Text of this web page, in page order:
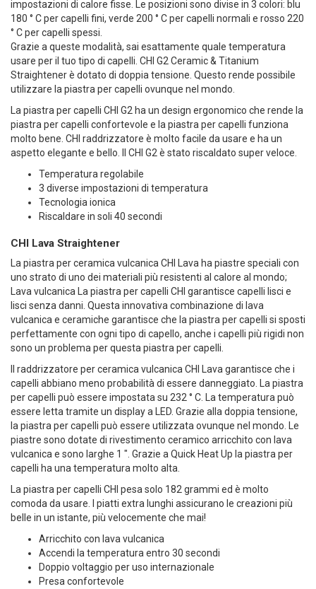
impostazioni di calore fisse. Le posizioni sono divise in 3 colori: blu
180 ° C per capelli fini, verde 200 ° C per capelli normali e rosso 220
° C per capelli spessi.
Grazie a queste modalità, sai esattamente quale temperatura
usare per il tuo tipo di capelli. CHI G2 Ceramic & Titanium
Straightener è dotato di doppia tensione. Questo rende possibile
utilizzare la piastra per capelli ovunque nel mondo.
La piastra per capelli CHI G2 ha un design ergonomico che rende la
piastra per capelli confortevole e la piastra per capelli funziona
molto bene. CHI raddrizzatore è molto facile da usare e ha un
aspetto elegante e bello. Il CHI G2 è stato riscaldato super veloce.
Temperatura regolabile
3 diverse impostazioni di temperatura
Tecnologia ionica
Riscaldare in soli 40 secondi
CHI Lava Straightener
Lapiastra perceramica vulcanica CHI Lava ha piastre speciali con
uno strato di uno dei materiali più resistenti al calore al mondo;
Lava vulcanica La piastra per capelli CHI garantisce capelli lisci e
lisci senza danni. Questa innovativa combinazione di lava
vulcanica e ceramiche garantisce che la piastra per capelli si sposti
perfettamente con ogni tipo di capello, anche i capelli più rigidi non
sono un problema per questa piastra per capelli.
Il raddrizzatore per ceramica vulcanica CHI Lava garantisce che i
capelli abbiano meno probabilità di essere danneggiato. La piastra
per capelli può essere impostata su 232 ° C. La temperatura può
essere letta tramite un display a LED. Grazie alla doppia tensione,
la piastra per capelli può essere utilizzata ovunque nel mondo. Le
piastre sono dotate di rivestimento ceramico arricchito con lava
vulcanica e sono larghe 1 ". Grazie a Quick Heat Up la piastra per
capelli ha una temperatura molto alta.
La piastra per capelli CHI pesa solo 182 grammi ed è molto
comoda da usare. I piatti extra lunghi assicurano le creazioni più
belle in un istante, più velocemente che mai!
Arricchito con lava vulcanica
Accendi la temperatura entro 30 secondi
Doppio voltaggio per uso internazionale
Presa confortevole